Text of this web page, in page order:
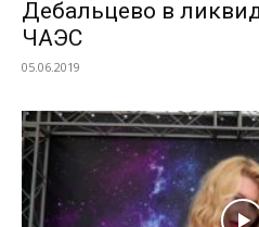
Дебальцево в
ЧАЭС
05.06.2019